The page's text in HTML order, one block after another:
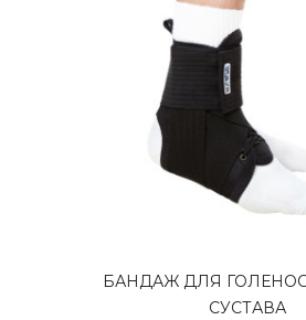
БАНДАЖ ДЛЯ
СУСТАВА